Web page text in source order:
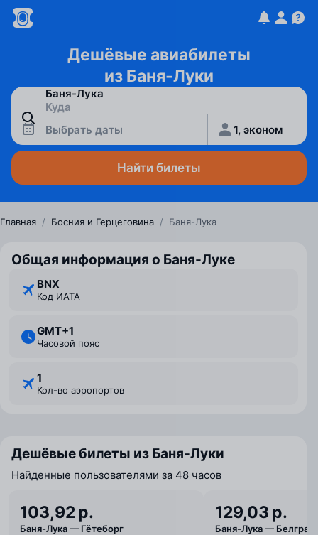
Дешёвые авиабилеты
из Баня-Луки
Выбрать даты 1, эконом
Найти билеты
Главная / Босния и Герцеговина / Баня-Лука
Общая информация о Баня-Луке
BNX
Код ИАТА
GMT+1
Часовой пояс
1
Кол-во аэропортов
Дешёвые билеты из Баня-Луки
Найденные пользователями за 48 часов
103,92 р.
Баня-Лука — Гётеборг
129,03 р.
Баня-Лука — Белград